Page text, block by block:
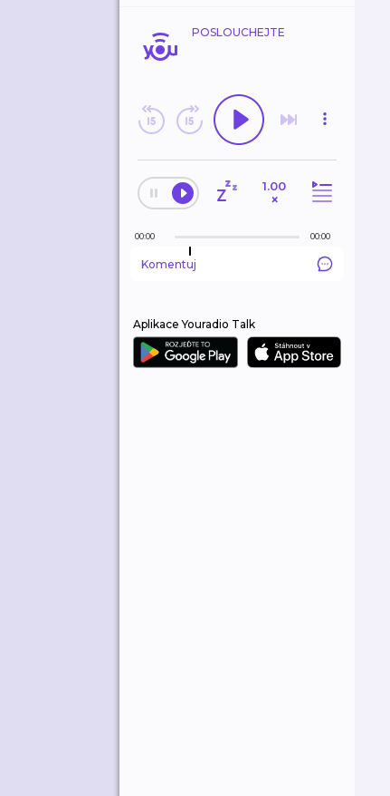
POSLOUCHEJTE
1.00
×
00:00 00:00
Komentuj
Aplikace Youradio Talk